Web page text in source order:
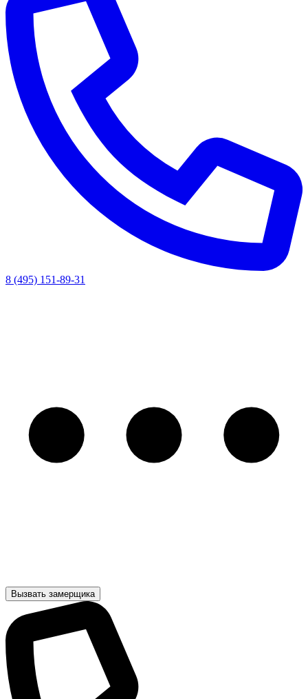
8 (495) 151-89-31
Вызвать замерщика